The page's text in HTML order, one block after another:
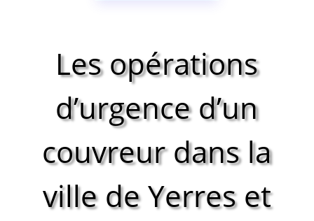
Les opérations
d’urgence d’un
couvreur dans la
ville de Yerres et